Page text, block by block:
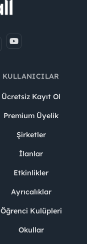
KULLANICILAR
Ücretsiz Kayıt Ol
Premium Üyelik
Şirketler
İlanlar
Etkinlikler
Ayrıcalıklar
Öğrenci Kulüpleri
Okullar